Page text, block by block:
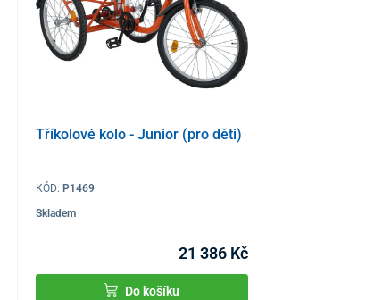
Tříkolové kolo - Junior (pro děti)
KÓD:P1469
Skladem
21 386 Kč
Do košíku